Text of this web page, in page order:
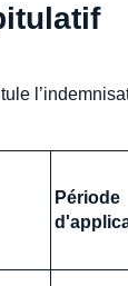
Période